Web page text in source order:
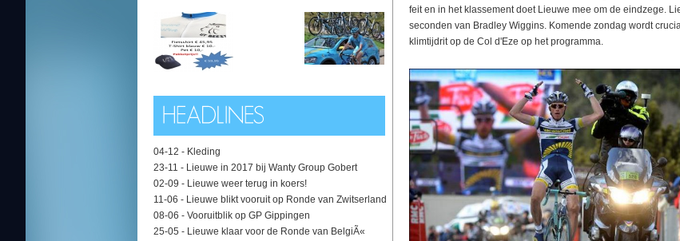
04-12 - Kleding
23-11 - Lieuwe in 2017 bij Wanty Group Gobert
02-09 - Lieuwe weer terug in koers!
11-06 - Lieuwe blikt vooruit op Ronde van Zwitserland
08-06 - Vooruitblik op GP Gippingen
25-05 - Lieuwe klaar voor de Ronde van BelgiÃ«
feit en in het klassement doet Lieuwe mee om de eindzege.
seconden van Bradley Wiggins. Komende zondag wordt
klimtijdrit op de Col d'Eze op het programma.